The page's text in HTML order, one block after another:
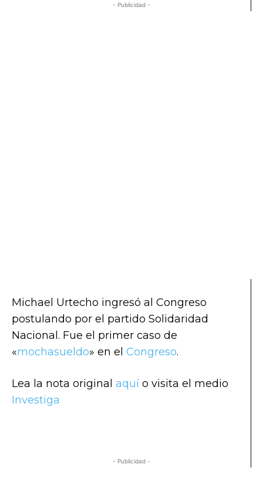
- Publicidad -
Michael Urtecho ingresó al Congreso
postulando por el partido Solidaridad
Nacional. Fue el primer caso de
«mochasueldo» en el Congreso.
Lea la nota original aquí o visita el medio
Investiga
- Publicidad -